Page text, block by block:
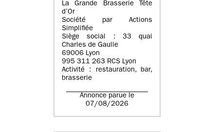
La Grande Brasserie Tête
d’Or
Société par Actions
Simplifiée
Siège social : 33 quai
Charles de Gaulle
69006 Lyon
995 311 263 RCS Lyon
Activité : restauration, bar,
brasserie
Annonce parue le
07/08/2026